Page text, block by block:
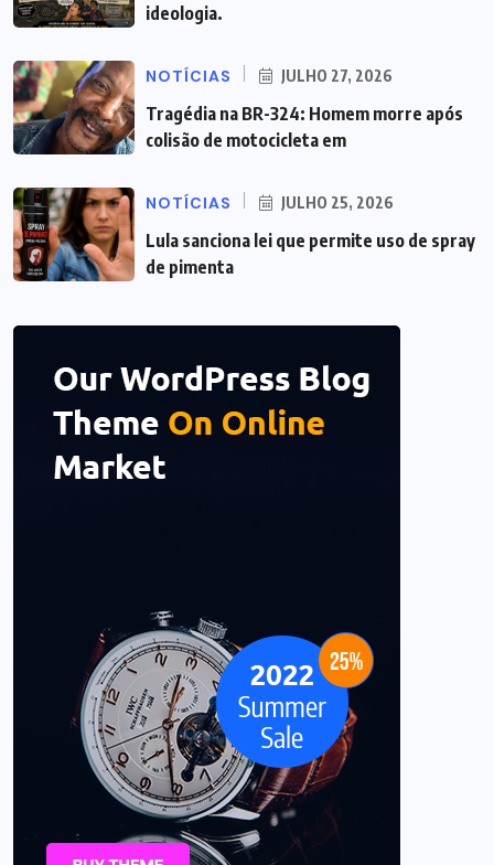
ideologia.
NOTÍCIAS JULHO 27, 2026
Tragédia na BR-324: Homem morre após
colisão de motocicleta em
NOTÍCIAS JULHO 25, 2026
Lula sanciona lei que permite uso de spray
de pimenta